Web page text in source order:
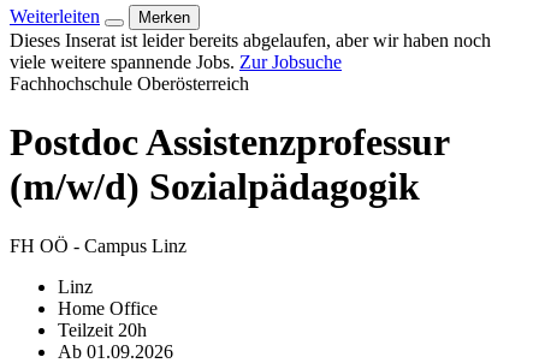
Weiterleiten Merken
Dieses Inserat ist leider bereits abgelaufen, aber wir haben noch
viele weitere spannende Jobs. Zur Jobsuche
Fachhochschule Oberösterreich
Postdoc Assistenz­professur
(m/w/d) Sozialpädagogik
FH OÖ - Campus Linz
Linz
Home Office
Teilzeit 20h
Ab 01.09.2026